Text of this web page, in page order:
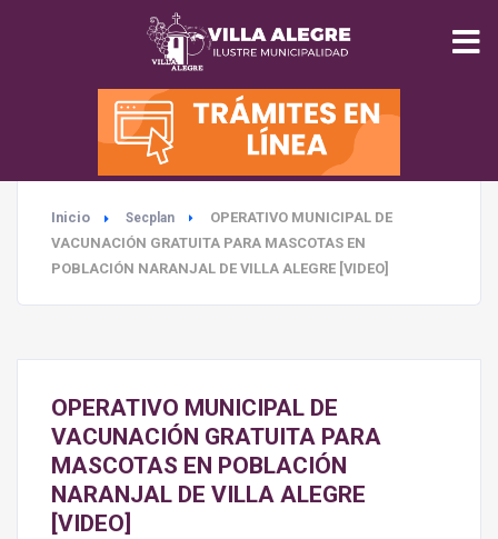
INICIO
MUNICIPALIDAD
SEGURIDAD
SALUD
TURISMO
MEDIO AMBIENTE
Inicio Secplan
OPERATIVO MUNICIPAL DE
VACUNACIÓN GRATUITA PARA MASCOTAS EN
POBLACIÓN NARANJAL DE VILLA ALEGRE [VIDEO]
OPERATIVO MUNICIPAL DE
VACUNACIÓN GRATUITA PARA
MASCOTAS EN POBLACIÓN
NARANJAL DE VILLA ALEGRE
[VIDEO]